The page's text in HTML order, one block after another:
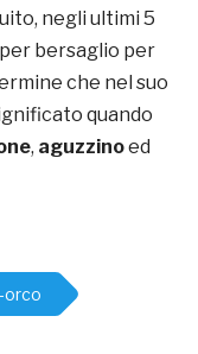
negli ultimi 5
per bersaglio per
che nel suo
quando
, aguzzinoed
orco